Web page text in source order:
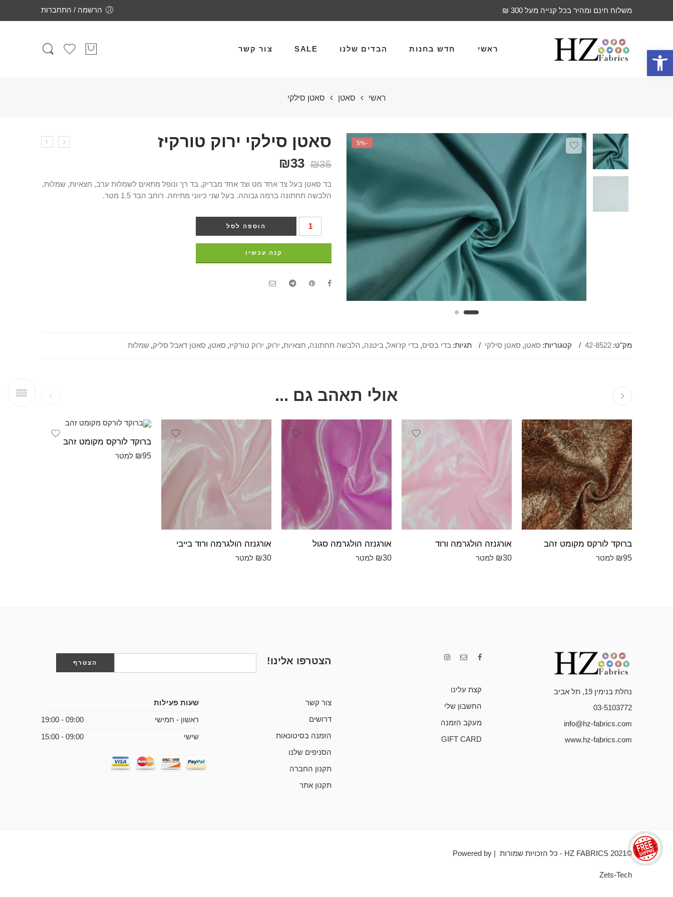
פתח סרגל נגישות
משלוח חינם ומהיר בכל קנייה מעל 300 ₪ הרשמה / התחברות
ראשי חדש בחנות הבדים שלנו SALE צור קשר
ראשי סאטן סאטן סילקי
-5% סאטן סילקי ירוק טורקיז
₪35
₪33
בד סאטן בעל צד אחד מט וצד אחד מבריק, בד רך ונופל מתאים לשמלות ערב, חצאיות, שמלות,
הלבשה תחתונה ברמה גבוהה. בעל שני כיווני מתיחה. רוחב הבד 1.5 מטר.
הוספה לסל
קנה עכשיו
מק"ט: 42-8522 קטגוריות: סאטן, סאטן סילקי תגיות: בדי בסיס, בדי קז'ואל, ביטנה, הלבשה תחתונה, חצאיות, ירוק, ירוק טורקיז, סאטן, סאטן דאבל סליק, שמלות
אולי תאהב גם ...
ברוקד לורקס מקומט זהב
₪95 למטר
אורגנזה הולגרמה ורוד
₪30 למטר
אורגנזה הולגרמה סגול
₪30 למטר
אורגנזה הולגרמה ורוד בייבי
₪30 למטר
ברוקד לורקס מקומט זהב
₪95 למטר
נחלת בנימין 19, תל אביב
03-5103772
info@hz-fabrics.com
www.hz-fabrics.com
קצת עלינו
החשבון שלי
מעקב הזמנה
GIFT CARD
הצטרפו אלינו!
צור קשר
דרושים
הזמנה בסיטונאות
הסניפים שלנו
תקנון החברה
תקנון אתר
שעות פעילות
ראשון - חמישי 09:00 - 19:00
שישי 09:00 - 15:00
©HZ FABRICS 2021 - כל הזכויות שמורות | Powered by
Zets-Tech